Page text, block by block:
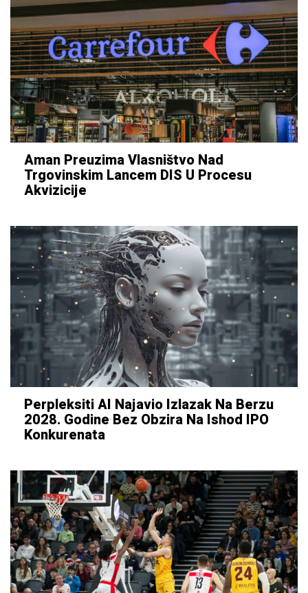
Aman Preuzima Vlasništvo Nad
Trgovinskim Lancem DIS U Procesu
Akvizicije
Perpleksiti AI Najavio Izlazak Na Berzu
2028. Godine Bez Obzira Na Ishod IPO
Konkurenata